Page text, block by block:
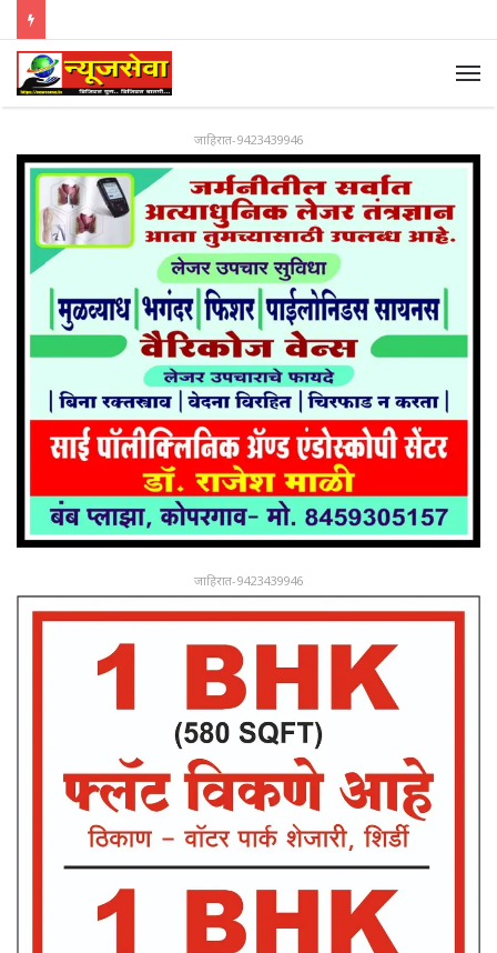
जाहिरात-9423439946
जाहिरात-9423439946